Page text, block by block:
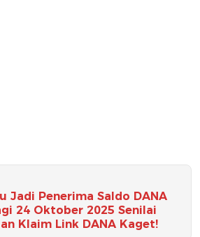
Jadi Penerima Saldo DANA
24 Oktober 2025 Senilai
Klaim Link DANA Kaget!